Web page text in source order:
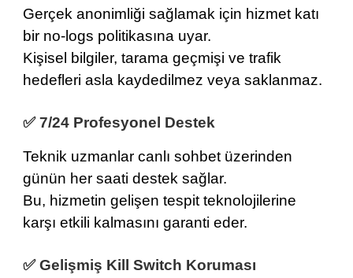
Gerçek anonimliği sağlamak için hizmet katı
bir no-logs politikasına uyar.
Kişisel bilgiler, tarama geçmişi ve trafik
hedefleri asla kaydedilmez veya saklanmaz.
✅ 7/24 Profesyonel Destek
Teknik uzmanlar canlı sohbetüzerinden
günün her saati destek sağlar.
Bu, hizmetin gelişen tespit teknolojilerine
karşı etkili kalmasını garanti eder.
✅ Gelişmiş Kill Switch Koruması